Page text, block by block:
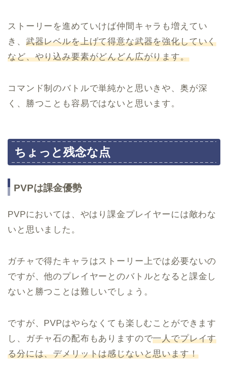
ストーリーを進めていけば仲間キャラも増えてい
き、 武器レベルを上げて得意な武器を強化していく
など、やり込み要素がどんどん広がります。
コマンド制のバトルで単純かと思いきや、奥が深
く、勝つことも容易ではないと思います。
ちょっと残念な点
PVPは課金優勢
PVPにおいては、やはり課金プレイヤーには敵わな
いと思いました。
ガチャで得たキャラはストーリー上では必要ないの
ですが、他のプレイヤーとのバトルとなると課金し
ないと勝つことは難しいでしょう。
ですが、PVPはやらなくても楽しむことができます
し、ガチャ石の配布もありますので一人でプレイす
る分には、デメリットは感じないと思います！